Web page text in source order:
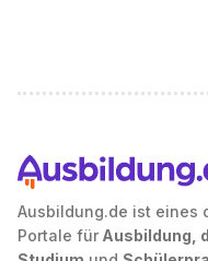
Ausbildung.de ist eines
Portale für Ausbildung,